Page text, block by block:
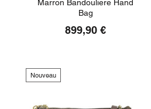
Marron Bandouliere Hand
Bag
899,90 €
Nouveau